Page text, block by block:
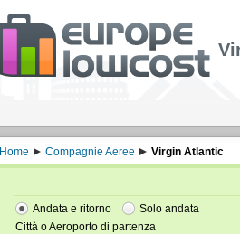
Home Compagnie Aeree Virgin Atlantic
Andata e ritorno
Solo andata
Città o Aeroporto di partenza